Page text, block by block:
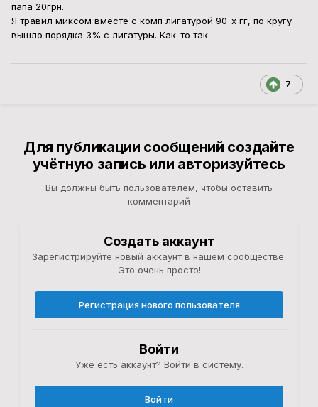
папа 20грн.
Я травил миксом вместе с комп лигатурой 90-х гг, по кругу
вышло порядка 3% с лигатуры. Как-то так.
7
Для публикации сообщений создайте
учётную запись или авторизуйтесь
Вы должны быть пользователем, чтобы оставить
комментарий
Создать аккаунт
Зарегистрируйте новый аккаунт в нашем сообществе.
Это очень просто!
Регистрация нового пользователя
Войти
Уже есть аккаунт? Войти в систему.
Войти